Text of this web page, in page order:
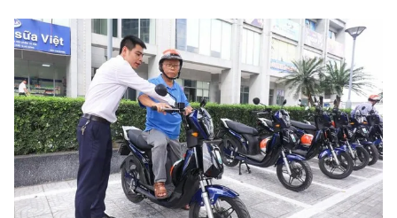
Emagazine Podcast
Photo Infographic
Video Shorts video
VTV Money VTV Thể thao